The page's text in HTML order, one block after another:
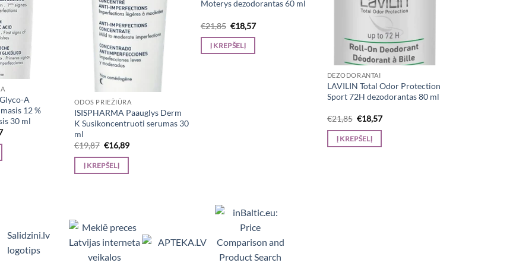
A
12 %
30 ml
Current
ODOS PRIEŽIŪRA
ISISPHARMA Paauglys Derm
K Susikoncentruoti serumas 30
ml
€19,87 Original
price
was:
€19,87.
€16,89Current
Į KREPŠELĮ
Moterys dezodorantas 60 ml
€21,85 Original
price
was:
€21,85.
€18,57Current
Į KREPŠELĮ
DEZODORANTAI
LAVILIN Total Odor Protection
Sport 72H dezodorantas 80 ml
€21,85 Original
was:
€21,85.
€18,57Current
Į KREPŠELĮ
Viedpulksteņi, Makita, Ceļojumu somas, Teltis, Apple, Aerogrili, Sporta uzturs, Kaķu barība